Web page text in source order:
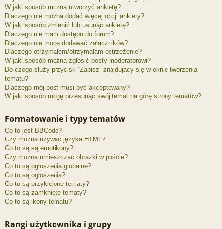
W jaki sposób można utworzyć ankietę?
Dlaczego nie można dodać więcej opcji ankiety?
W jaki sposób zmienić lub usunąć ankietę?
Dlaczego nie mam dostępu do forum?
Dlaczego nie mogę dodawać załączników?
Dlaczego otrzymałem/otrzymałam ostrzeżenie?
W jaki sposób można zgłosić posty moderatorowi?
Do czego służy przycisk “Zapisz” znajdujący się w oknie tworzenia
tematu?
Dlaczego mój post musi być akceptowany?
W jaki sposób mogę przesunąć swój temat na górę strony tematów?
Formatowanie i typy tematów
Co to jest BBCode?
Czy można używać języka HTML?
Co to są są emotikony?
Czy można umieszczać obrazki w poście?
Co to są ogłoszenia globalne?
Co to są ogłoszenia?
Co to są przyklejone tematy?
Co to są zamknięte tematy?
Co to są ikony tematu?
Rangi użytkownika i grupy